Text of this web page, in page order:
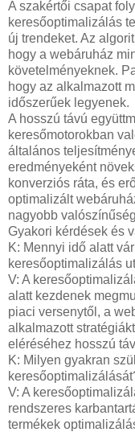
A szakértői csapat
keresőoptimalizálás
új trendeket. Az
hogy a webáruház
követelményeknek.
hogy az alkalmazott
időszerűek legyenek.
A hosszú távú
keresőmotorokban
általános
eredményeként
konverziós ráta, és
optimalizált
nagyobb
Gyakori kérdések és
K: Mennyi idő alatt
keresőoptimalizálás
V: A
alatt kezdenek
piaci versenytől, a
alkalmazott
eléréséhez hosszú
K: Milyen gyakran
V: A
rendszeres
termékek